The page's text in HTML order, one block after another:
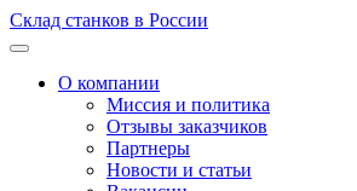
Склад станков в России
О компании
Миссия и политика
Отзывы заказчиков
Партнеры
Новости и статьи